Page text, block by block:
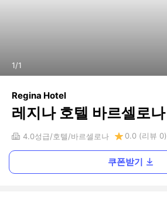
1/1
Regina Hotel
레지나 호텔 바르셀로나
4.0성급 호텔 바르셀로나 0.0 (리뷰 0)
쿠폰받기